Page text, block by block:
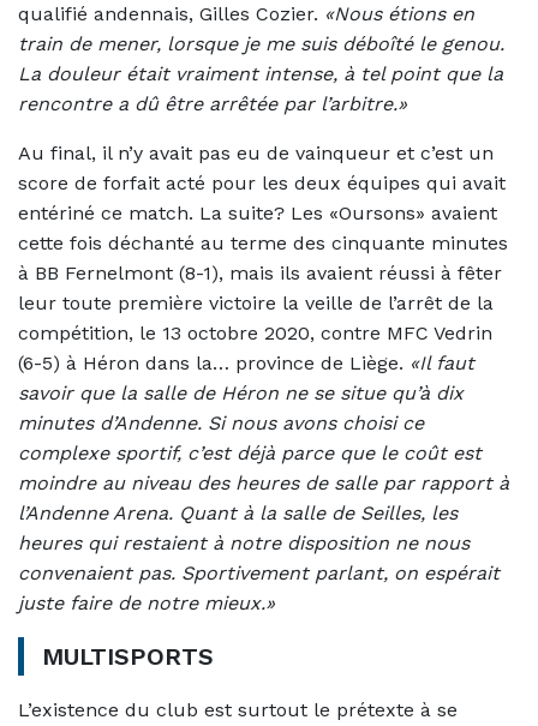
qualifié andennais, Gilles Cozier. «Nous étions en
train de mener, lorsque je me suis déboîté le genou.
La douleur était vraiment intense, à tel point que la
rencontre a dû être arrêtée par l’arbitre.»
Au final, il n’y avait pas eu de vainqueur et c’est un
score de forfait acté pour les deux équipes qui avait
entériné ce match. La suite? Les «Oursons» avaient
cette fois déchanté au terme des cinquante minutes
à BB Fernelmont (8-1), mais ils avaient réussi à fêter
leur toute première victoire la veille de l’arrêt de la
compétition, le 13 octobre 2020, contre MFC Vedrin
(6-5) à Héron dans la… province de Liège. «Il faut
savoir que la salle de Héron ne se situe qu’à dix
minutes d’Andenne. Si nous avons choisi ce
complexe sportif, c’est déjà parce que le coût est
moindre au niveau des heures de salle par rapport à
l’Andenne Arena. Quant à la salle de Seilles, les
heures qui restaient à notre disposition ne nous
convenaient pas. Sportivement parlant, on espérait
juste faire de notre mieux.»
MULTISPORTS
L’existence du club est surtout le prétexte à se